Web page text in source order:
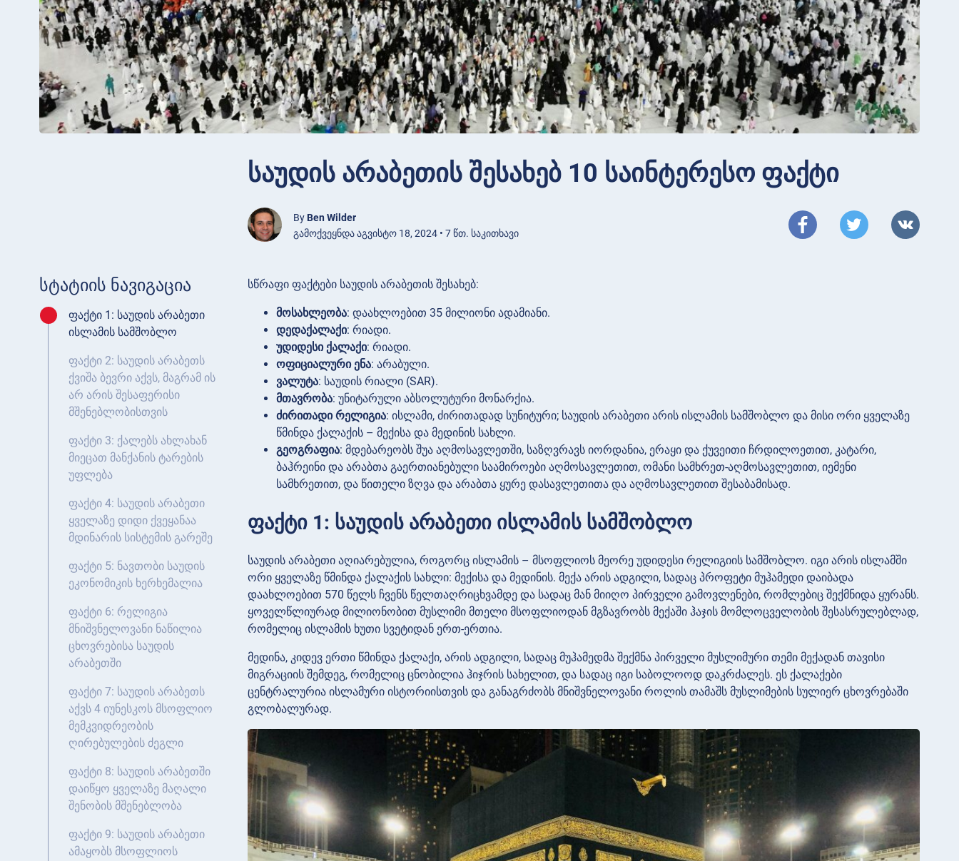
საუდის არაბეთის შესახებ 10 საინტერესო ფაქტი
By Ben Wilder
გამოქვეყნდა აგვისტო 18, 2024 • 7 წთ. საკითხავი
სტატიის ნავიგაცია
ფაქტი 1: საუდის არაბეთი
ისლამის სამშობლო
ფაქტი 2: საუდის არაბეთს
ქვიშა ბევრი აქვს, მაგრამ ის
არ არის შესაფერისი
მშენებლობისთვის
ფაქტი 3: ქალებს ახლახან
მიეცათ მანქანის ტარების
უფლება
ფაქტი 4: საუდის არაბეთი
ყველაზე დიდი ქვეყანაა
მდინარის სისტემის გარეშე
ფაქტი 5: ნავთობი საუდის
ეკონომიკის ხერხემალია
ფაქტი 6: რელიგია
მნიშვნელოვანი ნაწილია
ცხოვრებისა საუდის
არაბეთში
ფაქტი 7: საუდის არაბეთს
აქვს 4 იუნესკოს მსოფლიო
მემკვიდრეობის
ღირებულების ძეგლი
ფაქტი 8: საუდის არაბეთში
დაიწყო ყველაზე მაღალი
შენობის მშენებლობა
ფაქტი 9: საუდის არაბეთი
ამაყობს მსოფლიოს
სწრაფი ფაქტები საუდის არაბეთის შესახებ:
მოსახლეობა: დაახლოებით 35 მილიონი ადამიანი.
დედაქალაქი: რიადი.
უდიდესი ქალაქი: რიადი.
ოფიციალური ენა: არაბული.
ვალუტა: საუდის რიალი (SAR).
მთავრობა: უნიტარული აბსოლუტური მონარქია.
ძირითადი რელიგია: ისლამი, ძირითადად სუნიტური; საუდის არაბეთი არის ისლამის სამშობლო და მისი ორი ყველაზე
წმინდა ქალაქის – მექისა და მედინის სახლი.
გეოგრაფია: მდებარეობს შუა აღმოსავლეთში, საზღვრავს იორდანია, ერაყი და ქუვეითი ჩრდილოეთით, კატარი,
ბაჰრეინი და არაბთა გაერთიანებული საამიროები აღმოსავლეთით, ომანი სამხრეთ-აღმოსავლეთით, იემენი
სამხრეთით, და წითელი ზღვა და არაბთა ყურე დასავლეთითა და აღმოსავლეთით შესაბამისად.
ფაქტი 1: საუდის არაბეთი ისლამის სამშობლო
საუდის არაბეთი აღიარებულია, როგორც ისლამის – მსოფლიოს მეორე უდიდესი რელიგიის სამშობლო. იგი არის ისლამში
ორი ყველაზე წმინდა ქალაქის სახლი: მექისა და მედინის. მექა არის ადგილი, სადაც პროფეტი მუჰამედი დაიბადა
დაახლოებით 570 წელს ჩვენს წელთაღრიცხვამდე და სადაც მან მიიღო პირველი გამოვლენები, რომლებიც შექმნიდა ყურანს.
ყოველწლიურად მილიონობით მუსლიმი მთელი მსოფლიოდან მგზავრობს მექაში ჰაჯის მომლოცველობის შესასრულებლად,
რომელიც ისლამის ხუთი სვეტიდან ერთ-ერთია.
მედინა, კიდევ ერთი წმინდა ქალაქი, არის ადგილი, სადაც მუჰამედმა შექმნა პირველი მუსლიმური თემი მექადან თავისი
მიგრაციის შემდეგ, რომელიც ცნობილია ჰიჯრის სახელით, და სადაც იგი საბოლოოდ დაკრძალეს. ეს ქალაქები
ცენტრალურია ისლამური ისტორიისთვის და განაგრძობს მნიშვნელოვანი როლის თამაშს მუსლიმების სულიერ ცხოვრებაში
გლობალურად.